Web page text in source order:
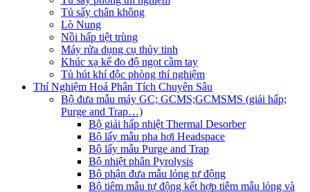
Tủ sấy chân không
Lò Nung
Nồi hấp tiệt trùng
Máy rửa dụng cụ thủy tinh
Khúc xạ kế đo độ ngọt cầm tay
Tủ hút khí độc phòng thí nghiệm
Thí Nghiệm Hoá Phân Tích Chuyên Sâu
Bộ đưa mẫu máy GC; GCMS;GCMSMS (giải hấp;
Purge and Trap…)
Bộ giải hấp nhiệt Thermal Desorber
Bộ lấy mẫu pha hơi Headspace
Bộ lấy mẫu Purge and Trap
Bộ nhiệt phân Pyrolysis
Bộ phận đưa mẫu lỏng tự động
Bộ tiêm mẫu tự động kết hợp tiêm mẫu lỏng và